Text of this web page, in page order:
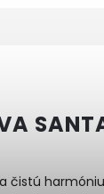
čistú